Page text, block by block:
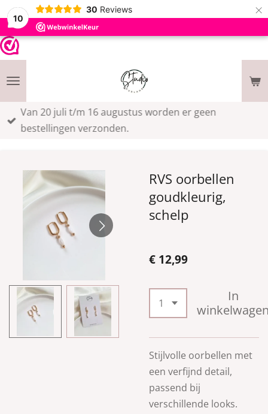
10
30 Reviews ×
Van 20 juli t/m 16 augustus worden er geen
bestellingen verzonden.
RVS oorbellen
goudkleurig,
schelp
€ 12,99
In
Stijlvolle oorbellen met
een verfijnd detail,
passend bij
verschillende looks.